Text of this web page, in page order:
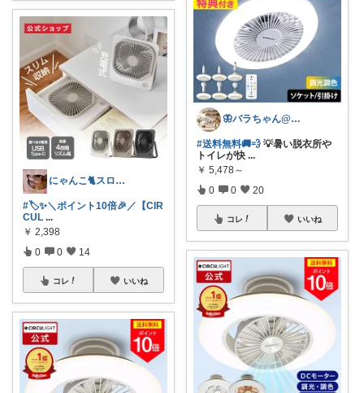
にゃんこ🐈スローです🐢💦
#🏷️✨＼ポイント10倍🎉／【CIR
CUL ...
￥ 2,398
0 0 14
コレ いいね
🦋バラちゃん@主婦目線の便利グッズ🦋
#送料無料🚚💨 💡暑い脱衣所や
トイレが快 ...
￥ 5,478～
0 0 20
コレ いいね